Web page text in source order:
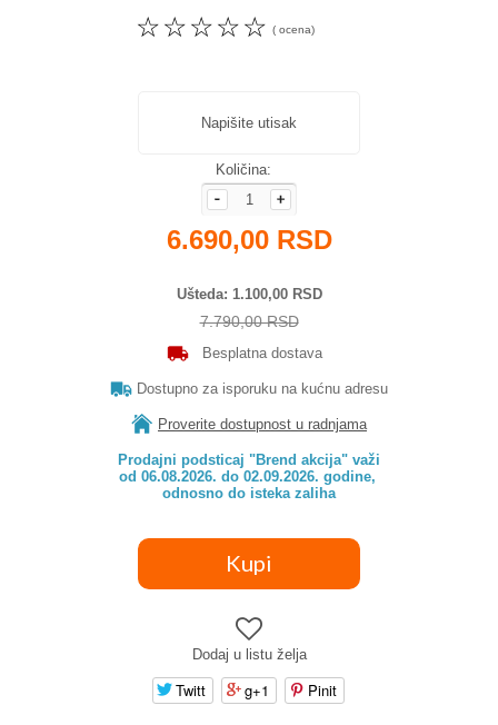
☆
☆
☆
☆
☆ ( ocena)
Napišite utisak
Količina:
6.690,00 RSD
Ušteda 1.100,00 RSD
7.790,00 RSD
Besplatna dostava
Dostupno za isporuku na kućnu adresu
Proverite dostupnost u radnjama
Prodajni podsticaj "Brend akcija" važi
od 06.08.2026. do 02.09.2026. godine,
odnosno do isteka zaliha
Dodaj u listu želja
Twitt g+1 Pinit